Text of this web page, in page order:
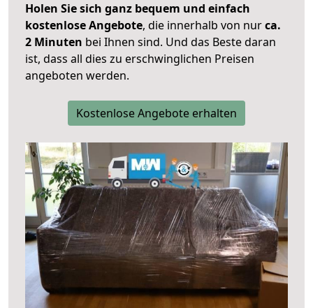
Holen Sie sich ganz bequem und einfach
kostenlose Angebote, die innerhalb von nurca.
2 Minuten bei Ihnen sind. Und das Beste daran
ist, dass all dies zu erschwinglichen Preisen
angeboten werden.
Kostenlose Angebote erhalten